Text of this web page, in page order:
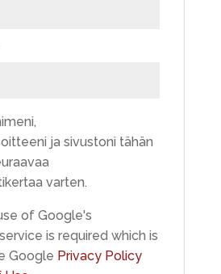
ja sivustoni tähän
varten.
of Google's
is required which is
Google Privacy Policy